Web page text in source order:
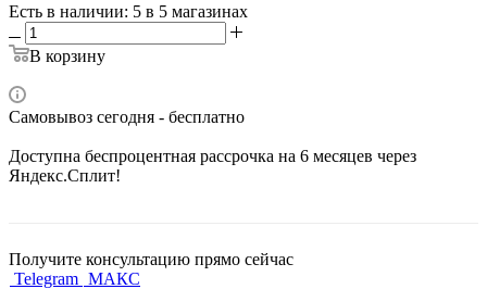
Есть в наличии: 5 в 5 магазинах
В корзину
Самовывоз сегодня - бесплатно
Доступна беспроцентная рассрочка на 6 месяцев через
Яндекс.Сплит!
Получите консультацию прямо сейчас
Telegram МАКС